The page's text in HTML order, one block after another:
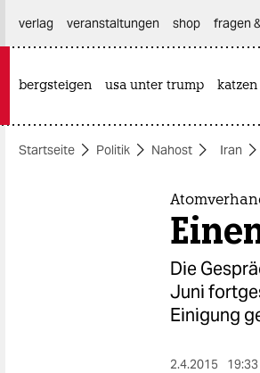
themen
verlag
veranstaltungen shop fragen
bergsteigen usa unter trump katzen
Startseite Politik Nahost Iran
Die
Juni
Einigung
2.4.2015